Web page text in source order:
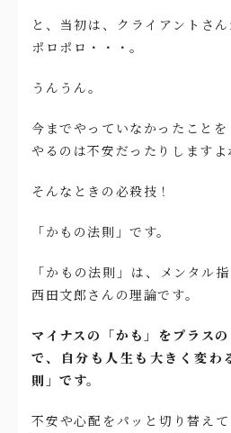
と、当初は、クライアントさ
ポロポロ・・・。
うんうん。
今までやっていなかったことを
やるのは不安だったりしますよ
そんなときの必殺技！
「かもの法則」です。
「かもの法則」は、メンタル
西田文郎さんの理論です。
マイナスの「かも」をプラス
で、自分も人生も大きく変わ
則」です。
不安や心配をパッと切り替え